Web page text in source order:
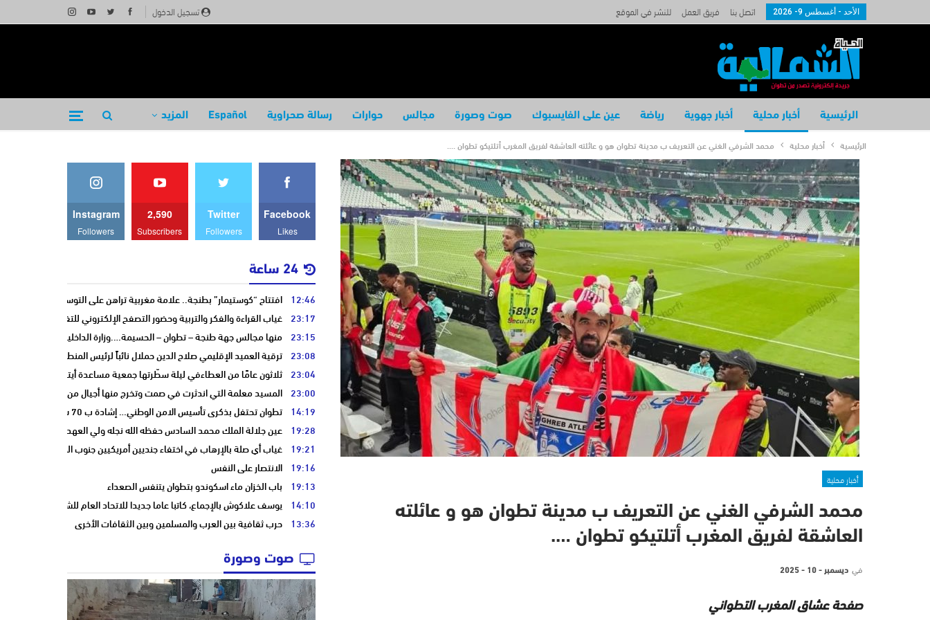
تسجيل الدخول الأحد - أغسطس 9- 2026 اتصل بنا فريق العمل للنشر في الموقع
الرئيسية أخبار محلية أخبار جهوية رياضة عين على الفايسبوك صوت وصورة مجالس حوارات رسالة صحراوية Español المزيد
الرئيسية أخبار محلية محمد الشرفي الغني عن التعريف ب مدينة تطوان هو و عائلته العاشقة لفريق المغرب أتلتيكو تطوان ….
أخبار محلية
محمد الشرفي الغني عن التعريف ب مدينة تطوان هو و عائلته
العاشقة لفريق المغرب أتلتيكو تطوان ….
في ديسمبر - 10 - 2025
صفحة عشاق المغرب التطواني
Facebook
Likes
Twitter
Followers
2,590
Subscribers
Instagram
Followers
12:46 افتتاح “كوستيمار” بطنجة.. علامة مغربية تراهن على التوسع وتؤكد
23:17 غياب القراءة والفكر والتربية وحضور التصفح الإلكتروني للتفاهة والبلادة
23:15 منها مجالس جهة طنجة – تطوان – الحسيمة….وزارة الداخلية تعيد توجيه
23:08 ترقية العميد الإقليمي صلاح الدين حملال نائباً لرئيس المنطقة الأمنية بتطوان
23:04 ثلاثون عامًا من العطاءفي ليلة سطّرتها جمعية مساعدة أيتام وأرامل أسرة
23:00 المسيد معلمة التي اندثرت في صمت وتخرج منها أجيال من أبناء مدينة تطوان
14:19 تطوان تحتفل بذكرى تأسيس الامن الوطني… إشادة ب 70 سنة في الحفاظ على استقرار الوطن وضمان أمن المواطنين
19:28 عين جلالة الملك محمد السادس حفظه الله نجله ولي العهد الأمير مولاي
19:21 غياب أي صلة بالإرهاب في اختفاء جنديين أمريكيين جنوب المغرب
19:16 الانتصار على النفس
19:13 باب الخزان ماء اسكوندو بتطوان يتنفس الصعداء
14:10 يوسف علاكوش بالإجماع، كاتبا عاما جديدا للاتحاد العام للشغالين بالمغرب
13:36 حرب ثقافية بين العرب والمسلمين وبين الثقافات الأخرى
صوت وصورة